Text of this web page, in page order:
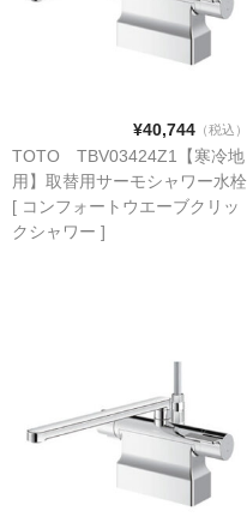
¥40,744（税込）
TOTO TBV03424Z1【寒冷地
用】取替用サーモシャワー水栓
[ コンフォートウエーブクリッ
クシャワー ]